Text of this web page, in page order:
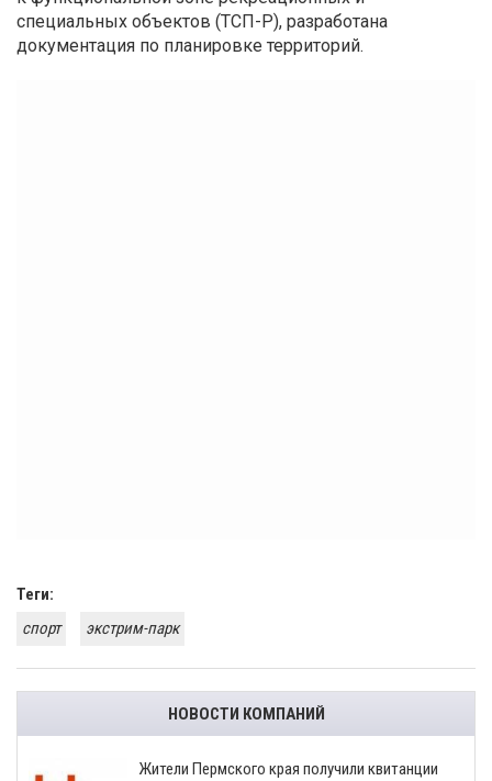
специальных объектов (ТСП-Р), разработана
документация по планировке территорий.
Теги:
спорт
экстрим-парк
НОВОСТИ КОМПАНИЙ
​Жители Пермского края получили квитанции